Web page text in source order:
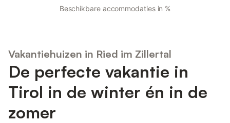
Beschikbare accommodaties in %
Vakantiehuizen in Ried im Zillertal
De perfecte vakantie in
Tirol in de winter én in de
zomer